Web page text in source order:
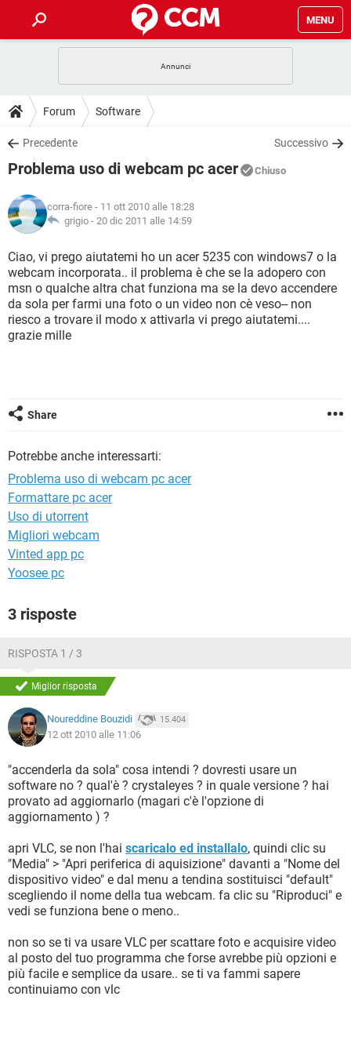
MENU
INTRATTENIMENTO
iOS
INSTAGRAM WHATSAPP
TIKTOK
HARDWARE
GUIDE
COVID-19
INSTAGRAM WHATSAPP
TIKTOK
HARDWARE
DOWNLOAD
COVID-19 GAMING
INTRATTENIMENTO
iOS WINDOWS 10
INSTAGRAM WHATSAPP
TIKTOK FACEBOOK
HARDWARE
COVID-19 GAMING
INTRATTENIMENTO
iOS WINDOWS 10
INSTAGRAM WHATSAPP
TIKTOK FACEBOOK
HARDWARE
GLOSSARIO
COVID-19 GAMING
INTRATTENIMENTO ANDROID
iOS WINDOWS 10
INSTAGRAM WHATSAPP
Forum Software
Precedente Successivo
Problema uso di webcam pc acer Chiuso
corra-fiore - 11 ott 2010 alle 18:28
grigio - 20 dic 2011 alle 14:59
Ciao, vi prego aiutatemi ho un acer 5235 con windows7 o la
webcam incorporata.. il problema è che se la adopero con
msn o qualche altra chat funziona ma se la devo accendere
da sola per farmi una foto o un video non cè veso-- non
riesco a trovare il modo x attivarla vi prego aiutatemi....
grazie mille
Share
Potrebbe anche interessarti:
Problema uso di webcam pc acer
Formattare pc acer
Uso di utorrent
Migliori webcam
Vinted app pc
Yoosee pc
3 risposte
RISPOSTA 1 / 3
Miglior risposta
Noureddine Bouzidi 15.404
12 ott 2010 alle 11:06
"accenderla da sola" cosa intendi ? dovresti usare un
software no ? qual'è ? crystaleyes ? in quale versione ? hai
provato ad aggiornarlo (magari c'è l'opzione di
aggiornamento ) ?
apri VLC, se non l'hai scaricalo ed installalo, quindi clic su
"Media" > "Apri periferica di aquisizione" davanti a "Nome del
dispositivo video" e dal menu a tendina sostituisci "default"
scegliendo il nome della tua webcam. fa clic su "Riproduci" e
vedi se funziona bene o meno..
non so se ti va usare VLC per scattare foto e acquisire video
al posto del tuo programma che forse avrebbe più opzioni e
più facile e semplice da usare.. se ti va fammi sapere
continuiamo con vlc